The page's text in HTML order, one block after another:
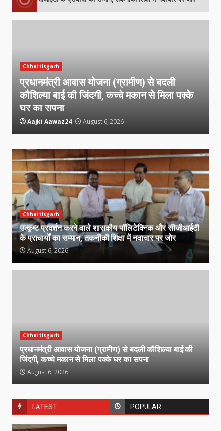
Chhattisgarh
प्रधानमंत्री आवास योजना (ग्रामीण) से बदली
कौशिल्या बाई की जिंदगी, कच्चे मकान से मिला पक्के
घर का सपना
Aajki Aawaz24 August 6, 2026
LATEST POPULAR
Chhattisgarh
उत्कृष्ट प्रदर्शन करने वाले शासकीय पॉलिटेक्निक और सीजीआईटी
के प्राचार्यों का सम्मान, तकनीकी शिक्षा में नवाचार पर जोर
August 6, 2026
Chhattisgarh
प्रधानमंत्री आवास योजना (ग्रामीण) से बदली कौशिल्या बाई की
जिंदगी, कच्चे मकान से मिला पक्के घर का सपना
August 6, 2026